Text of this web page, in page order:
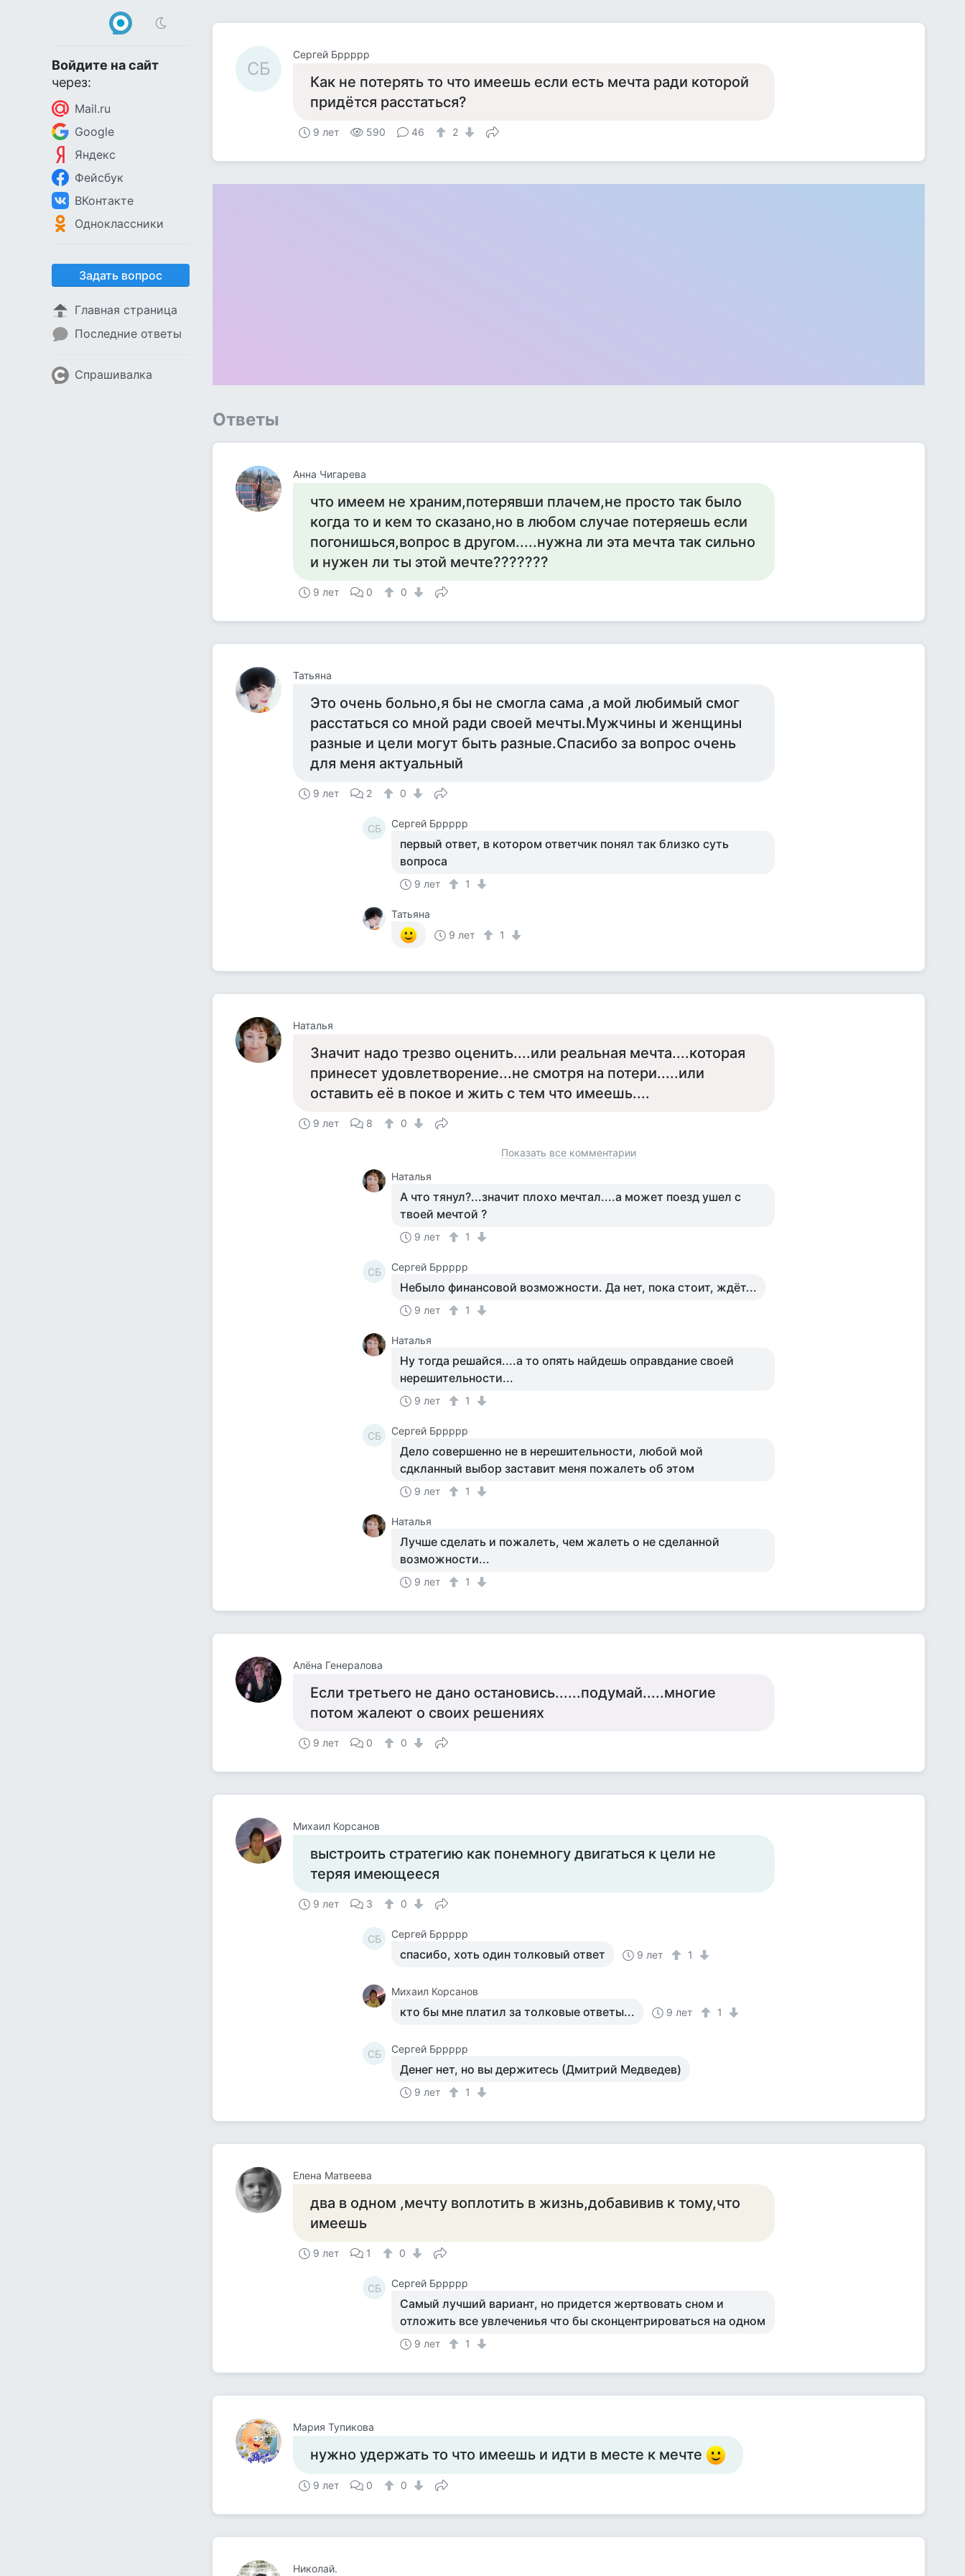
Войдите на сайт
через:
Mail.ru
Google
Яндекс
Фейсбук
ВКонтакте
Одноклассники
Задать вопрос
Главная страница
Последние ответы
Спрашивалка
СБ
Сергей Бррррр
Как не потерять то что имеешь если есть мечта ради которой
придётся расстаться?
9 лет 590 46 2
Ответы
Анна Чигарева
что имеем не храним,потерявши плачем,не просто так было
когда то и кем то сказано,но в любом случае потеряешь если
погонишься,вопрос в другом.....нужна ли эта мечта так сильно
и нужен ли ты этой мечте???????
9 лет 0 0
Татьяна
Это очень больно,я бы не смогла сама ,а мой любимый смог
расстаться со мной ради своей мечты.Мужчины и женщины
разные и цели могут быть разные.Спасибо за вопрос очень
для меня актуальный
9 лет 2 0
СБ Сергей Бррррр
первый ответ, в котором ответчик понял так близко суть
вопроса
9 лет 1
Татьяна
9 лет
1
Наталья
Значит надо трезво оценить....или реальная мечта....которая
принесет удовлетворение...не смотря на потери.....или
оставить её в покое и жить с тем что имеешь....
9 лет 8 0
Показать все комментарии
Наталья
А что тянул?...значит плохо мечтал....а может поезд ушел с
твоей мечтой ?
9 лет 1
СБ Сергей Бррррр
Небыло финансовой возможности. Да нет, пока стоит, ждёт...
9 лет 1
Наталья
Ну тогда решайся....а то опять найдешь оправдание своей
нерешительности...
9 лет 1
СБ Сергей Бррррр
Дело совершенно не в нерешительности, любой мой
сдкланный выбор заставит меня пожалеть об этом
9 лет 1
Наталья
Лучше сделать и пожалеть, чем жалеть о не сделанной
возможности...
9 лет 1
Алёна Генералова
Если третьего не дано остановись......подумай.....многие
потом жалеют о своих решениях
9 лет 0 0
Михаил Корсанов
выстроить стратегию как понемногу двигаться к цели не
теряя имеющееся
9 лет 3 0
СБ Сергей Бррррр
спасибо, хоть один толковый ответ 9 лет 1
Михаил Корсанов
кто бы мне платил за толковые ответы... 9 лет 1
СБ Сергей Бррррр
Денег нет, но вы держитесь (Дмитрий Медведев)
9 лет 1
Елена Матвеева
два в одном ,мечту воплотить в жизнь,добавивив к тому,что
имеешь
9 лет 1 0
СБ Сергей Бррррр
Самый лучший вариант, но придется жертвовать сном и
отложить все увлечениья что бы сконцентрироваться на одном
9 лет 1
Мария Тупикова
нужно удержать то что имеешь и идти в месте к мечте
9 лет 0 0
Николай.